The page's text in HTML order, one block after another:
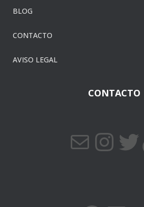
BLOG
CONTACTO
AVISO LEGAL
CONTACTO
CORREO ELECTRÓNICO INSTAGRAM